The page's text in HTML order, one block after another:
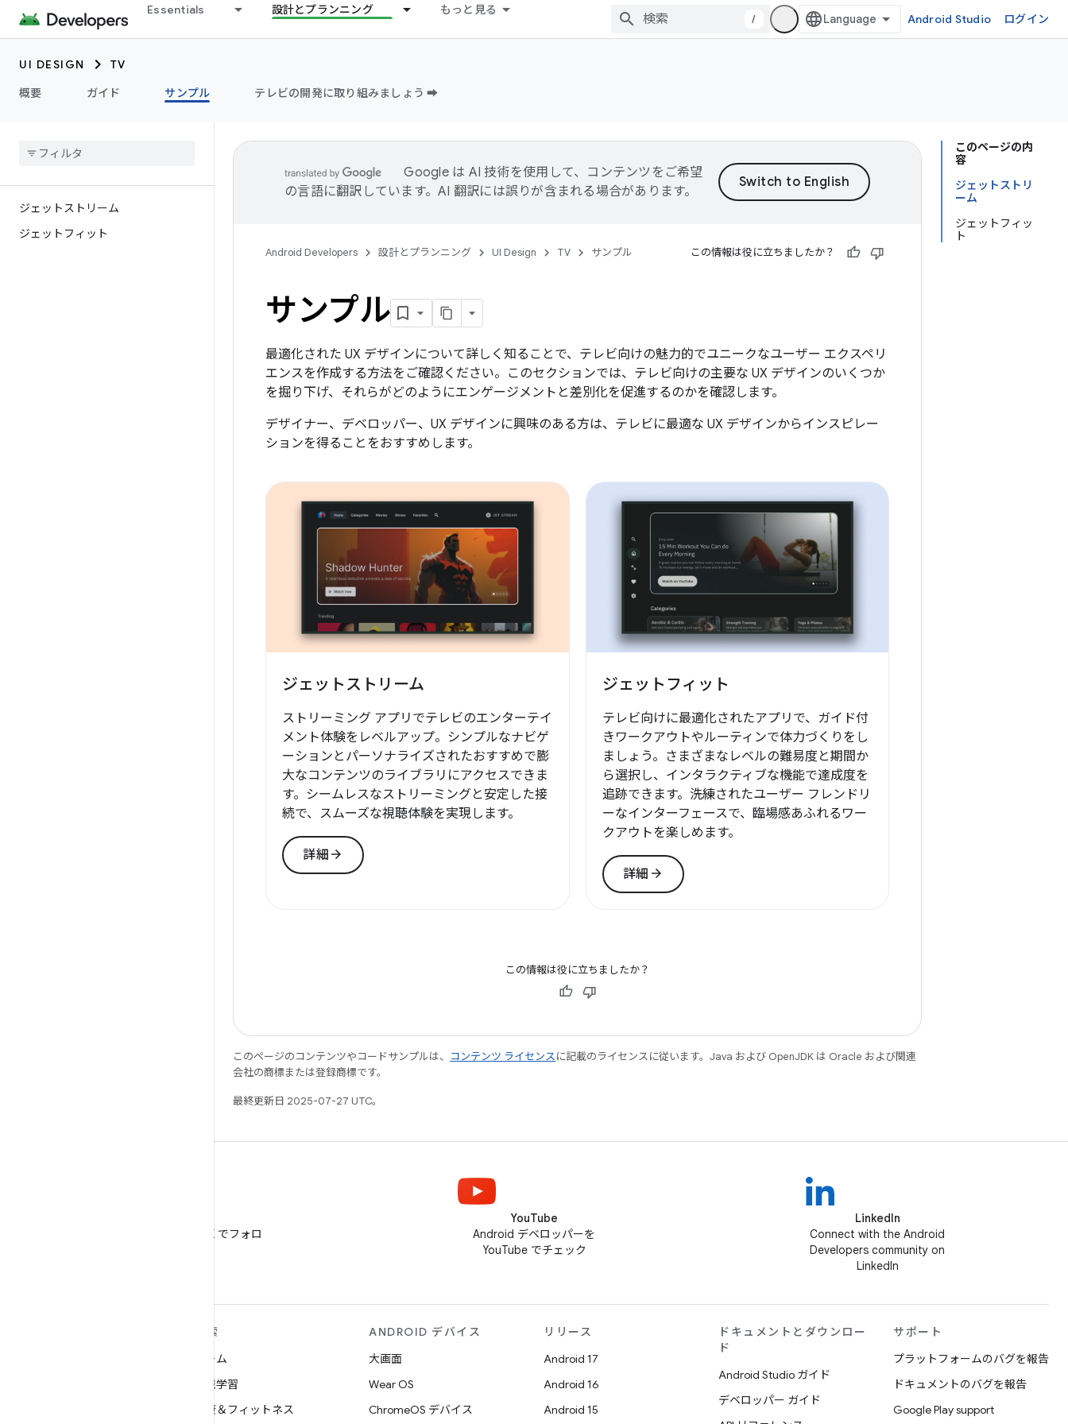
Essentials 設計とプランニング もっと見る
/ Android Studio ログイン
UI DESIGN
TV
概要
ガイド サンプル テレビの開発に取り組みましょう ➡️
ジェットストリーム
ジェットフィット
このページの内
容
ジェットストリ
ーム
ジェットフィッ
ト
Google は AI 技術を使用して、コンテンツをご希望
の言語に翻訳しています。AI 翻訳には誤りが含まれる場合があります。
Android Developers 設計とプランニング UI Design TV サンプル この情報は役に立ちましたか？
サンプル
最適化された UX デザインについて詳しく知ることで、テレビ向けの魅力的でユニークなユーザー エクスペリ
エンスを作成する方法をご確認ください。このセクションでは、テレビ向けの主要な UX デザインのいくつか
を掘り下げ、それらがどのようにエンゲージメントと差別化を促進するのかを確認します。
デザイナー、デベロッパー、UX デザインに興味のある方は、テレビに最適な UX デザインからインスピレー
ションを得ることをおすすめします。
ジェットストリーム
ストリーミング アプリでテレビのエンターテイ
メント体験をレベルアップ。シンプルなナビゲ
ーションとパーソナライズされたおすすめで膨
大なコンテンツのライブラリにアクセスできま
す。シームレスなストリーミングと安定した接
続で、スムーズな視聴体験を実現します。
詳細 arrow_forward
ジェットフィット
テレビ向けに最適化されたアプリで、ガイド付
きワークアウトやルーティンで体力づくりをし
ましょう。さまざまなレベルの難易度と期間か
ら選択し、インタラクティブな機能で達成度を
追跡できます。洗練されたユーザー フレンドリ
ーなインターフェースで、臨場感あふれるワー
クアウトを楽しめます。
詳細 arrow_forward
この情報は役に立ちましたか？
このページのコンテンツやコードサンプルは、 コンテンツ ライセンスに記載のライセンスに従います。Java および OpenJDK は Oracle および関連
会社の商標または登録商標です。
最終更新日 2025-07-27 UTC。
@AndroidDev を X でフォロ
YouTube
Android デベロッパーを
YouTube でチェック
LinkedIn
Connect with the Android
Developers community on
LinkedIn
探索
ゲーム
機械学習
健康＆フィットネス
ANDROID デバイス
大画面
Wear OS
ChromeOS デバイス
リリース
Android 17
Android 16
Android 15
ドキュメントとダウンロー
ド
Android Studio ガイド
デベロッパー ガイド
サポート
プラットフォームのバグを報告
ドキュメントのバグを報告
Google Play support